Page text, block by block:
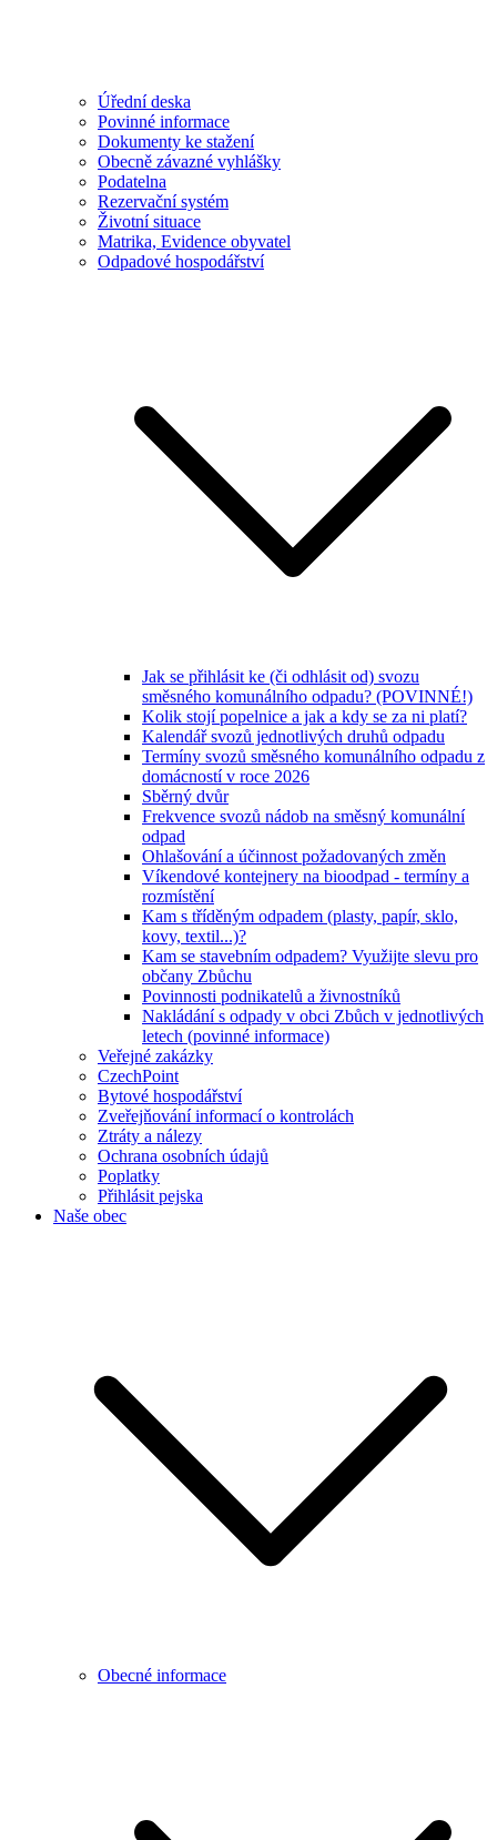
Úřední deska
Povinné informace
Dokumenty ke stažení
Obecně závazné vyhlášky
Podatelna
Rezervační systém
Životní situace
Matrika, Evidence obyvatel
Odpadové hospodářství
Jak se přihlásit ke (či odhlásit od) svozu
směsného komunálního odpadu? (POVINNÉ!)
Kolik stojí popelnice a jak a kdy se za ni platí?
Kalendář svozů jednotlivých druhů odpadu
Termíny svozů směsného komunálního odpadu z
domácností v roce 2026
Sběrný dvůr
Frekvence svozů nádob na směsný komunální
odpad
Ohlašování a účinnost požadovaných změn
Víkendové kontejnery na bioodpad - termíny a
rozmístění
Kam s tříděným odpadem (plasty, papír, sklo,
kovy, textil...)?
Kam se stavebním odpadem? Využijte slevu pro
občany Zbůchu
Povinnosti podnikatelů a živnostníků
Nakládání s odpady v obci Zbůch v jednotlivých
letech (povinné informace)
Veřejné zakázky
CzechPoint
Bytové hospodářství
Zveřejňování informací o kontrolách
Ztráty a nálezy
Ochrana osobních údajů
Poplatky
Přihlásit pejska
Naše obec
Obecné informace